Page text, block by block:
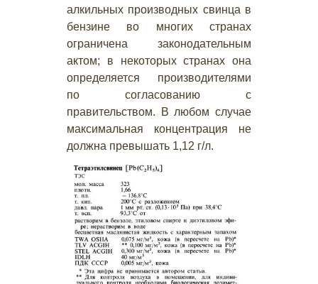
алкильных производных свинца в
бензине во многих странах
ограничена законодательным
актом; в некоторых странах она
определяется производителями
по согласованию с
правительством. В любом случае
максимальная концентрация не
должна превышать 1,12 г/л.